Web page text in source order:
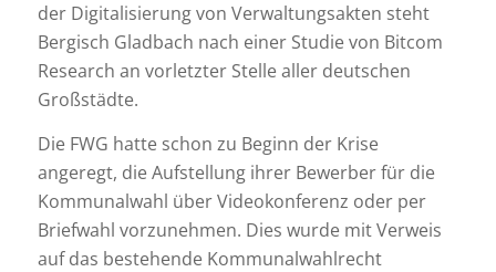
der Digitalisierung von Verwaltungsakten steht
Bergisch Gladbach nach einer Studie von Bitcom
Research an vorletzter Stelle aller deutschen
Großstädte.
Die FWG hatte schon zu Beginn der Krise
angeregt, die Aufstellung ihrer Bewerber für die
Kommunalwahl über Videokonferenz oder per
Briefwahl vorzunehmen. Dies wurde mit Verweis
auf das bestehende Kommunalwahlrecht